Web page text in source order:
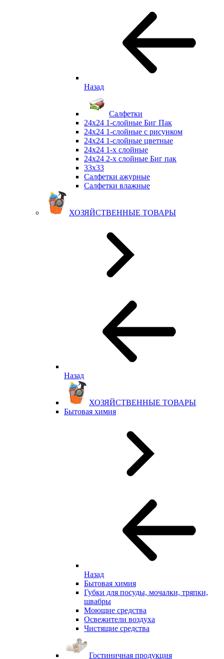
Назад
Салфетки
24х24 1-слойные Биг Пак
24х24 1-слойные с рисунком
24х24 1-слойные цветные
24х24 1-х слойные
24х24 2-х слойные Биг пак
33х33
Салфетки ажурные
Салфетки влажные
ХОЗЯЙСТВЕННЫЕ ТОВАРЫ
Назад
ХОЗЯЙСТВЕННЫЕ ТОВАРЫ
Бытовая химия
Назад
Бытовая химия
Губки для посуды, мочалки, тряпки,
швабры
Моющие средства
Освежители воздуха
Чистящие средства
Гостиничная продукция